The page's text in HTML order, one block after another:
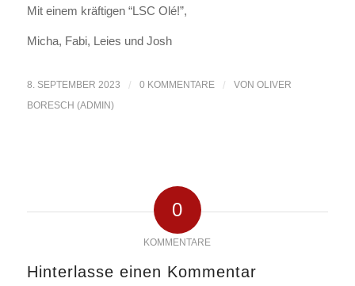
Mit einem kräftigen “LSC Olé!”,
Micha, Fabi, Leies und Josh
8. SEPTEMBER 2023 / 0 KOMMENTARE / VON OLIVER
BORESCH (ADMIN)
0
KOMMENTARE
Hinterlasse einen Kommentar